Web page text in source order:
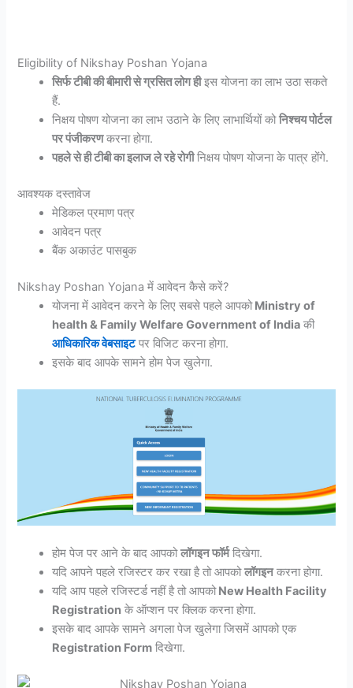
Eligibility of Nikshay Poshan Yojana
सिर्फ टीबी की बीमारी से ग्रसित लोग हीइस योजना का लाभ उठा सकते
हैं.
निक्षय पोषण योजना का लाभ उठाने के लिए लाभार्थियों कोनिश्चय पोर्टल
पर पंजीकरणकरना होगा.
पहले से ही टीबी का इलाज ले रहे रोगीनिक्षय पोषण योजना के पात्र होंगे.
आवश्यक दस्तावेज
मेडिकल प्रमाण पत्र
आवेदन पत्र
बैंक अकाउंट पासबुक
Nikshay Poshan Yojana में आवेदन कैसे करें?
योजना में आवेदन करने के लिए सबसे पहले आपकोMinistry of
health & Family Welfare Government of India की
आधिकारिक वेबसाइटपर विजिट करना होगा.
इसके बाद आपके सामने होम पेज खुलेगा.
होम पेज पर आने के बाद आपकोलॉगइन फॉर्मदिखेगा.
यदि आपने पहले रजिस्टर कर रखा है तो आपकोलॉगइनकरना होगा.
यदि आप पहले रजिस्टर्ड नहीं है तो आपकोNew Health Facility
Registration के ऑप्शन पर क्लिक करना होगा.
इसके बाद आपके सामने अगला पेज खुलेगा जिसमें आपको एक
Registration Form दिखेगा.